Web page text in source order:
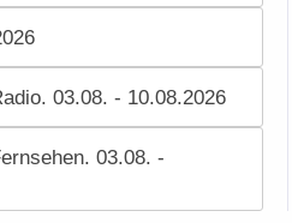
03.08. - 10.08.2026
03.08. -